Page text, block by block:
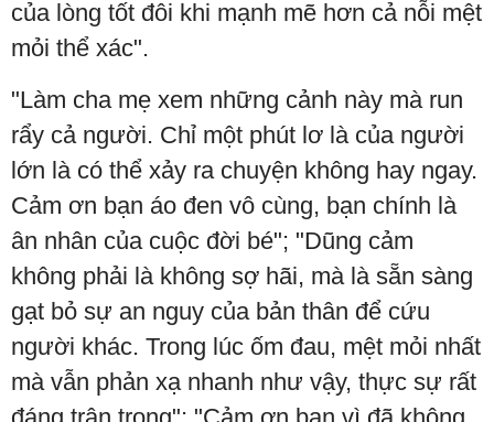
của lòng tốt đôi khi mạnh mẽ hơn cả nỗi mệt
mỏi thể xác".
"Làm cha mẹ xem những cảnh này mà run
rẩy cả người. Chỉ một phút lơ là của người
lớn là có thể xảy ra chuyện không hay ngay.
Cảm ơn bạn áo đen vô cùng, bạn chính là
ân nhân của cuộc đời bé"; "Dũng cảm
không phải là không sợ hãi, mà là sẵn sàng
gạt bỏ sự an nguy của bản thân để cứu
người khác. Trong lúc ốm đau, mệt mỏi nhất
mà vẫn phản xạ nhanh như vậy, thực sự rất